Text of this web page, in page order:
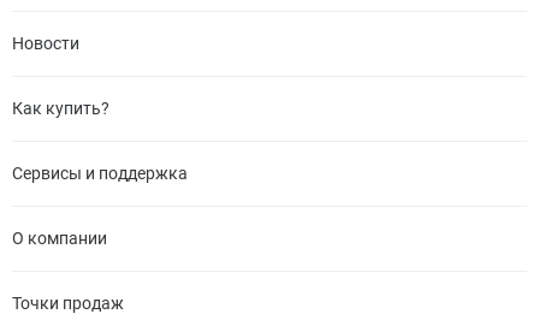
Новости
Как купить?
Сервисы и поддержка
О компании
Точки продаж